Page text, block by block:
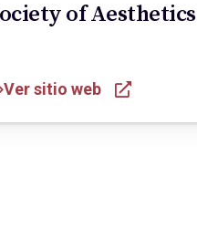
of Aesthetics
Ver sitio web